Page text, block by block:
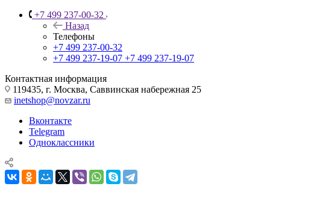
+7 499 237-00-32
Назад
Телефоны
+7 499 237-00-32
+7 499 237-19-07 +7 499 237-19-07
Контактная информация
119435, г. Москва, Саввинская набережная 25
inetshop@novzar.ru
Вконтакте
Telegram
Одноклассники